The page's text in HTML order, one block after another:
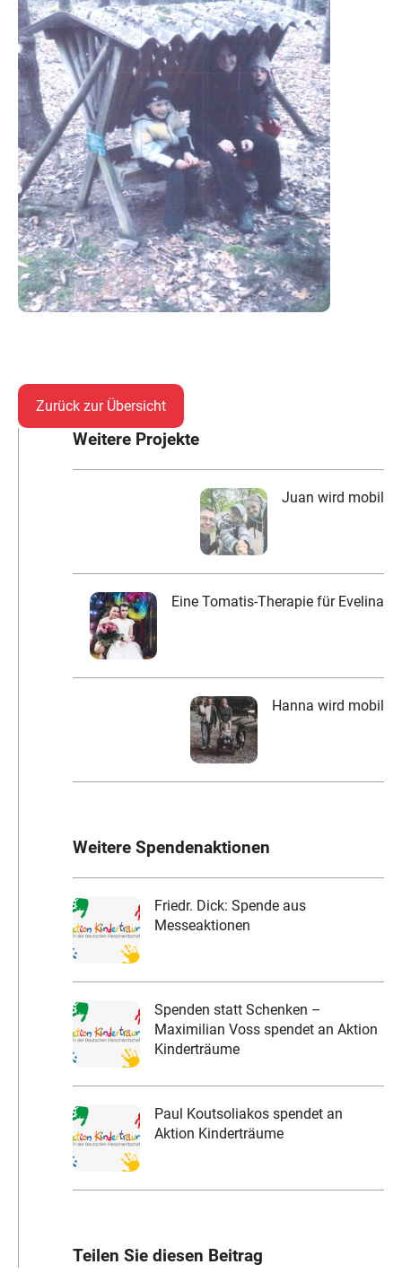
Zurück zur Übersicht
Weitere Projekte
Juan wird mobil
Eine Tomatis-Therapie für Evelina
Hanna wird mobil
Weitere Spendenaktionen
Friedr. Dick: Spende aus
Messeaktionen
Spenden statt Schenken –
Maximilian Voss spendet an Aktion
Kinderträume
Paul Koutsoliakos spendet an
Aktion Kinderträume
Teilen Sie diesen Beitrag